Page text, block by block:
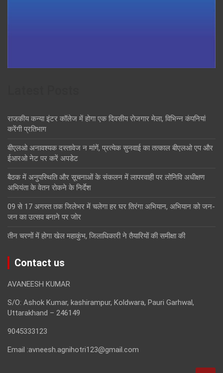
राजकीय कन्या इंटर कॉलेज में होगा एक दिवसीय रोजगार मेला, विभिन्न कंपनियां
करेंगी प्रतिभाग
बीएलओ अनावश्यक दस्तावेज न मांगें, प्रत्येक सुनवाई का तत्काल बीएलओ एप और
ईआरओ नेट पर करें अपडेट
बैठक में अनुपस्थिति और सूचनाओं के संकलन में लापरवाही पर लोनिवि अधीक्षण
अभियंता के वेतन रोकने के निर्देश
09 से 17 अगस्त तक जिलेभर में चलेगा हर घर तिरंगा अभियान, अभियान को जन-
जन का उत्सव बनाने पर जोर
तीन चरणों में होगा खेल महाकुंभ, जिलाधिकारी ने तैयारियों की समीक्षा की
Contact us
AVANEESH KUMAR
S/O: Ashok Kumar, kashirampur, Koldwara, Pauri Garhwal,
Uttarakhand – 246149
9045333123
Email :avneesh.agnihotri123@gmail.com